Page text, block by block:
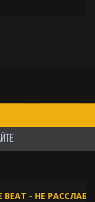
BEAT - НЕ